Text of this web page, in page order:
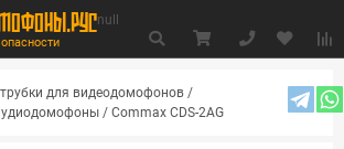
null
для видеодомофонов /
/ Commax CDS-2AG